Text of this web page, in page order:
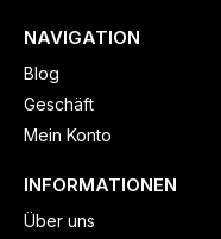
NAVIGATION
Blog
Geschäft
Mein Konto
INFORMATIONEN
Über uns